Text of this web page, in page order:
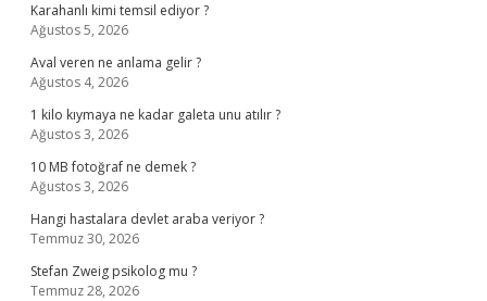
Karahanlı kimi temsil ediyor ?
Ağustos 5, 2026
Aval veren ne anlama gelir ?
Ağustos 4, 2026
1 kilo kıymaya ne kadar galeta unu atılır ?
Ağustos 3, 2026
10 MB fotoğraf ne demek ?
Ağustos 3, 2026
Hangi hastalara devlet araba veriyor ?
Temmuz 30, 2026
Stefan Zweig psikolog mu ?
Temmuz 28, 2026